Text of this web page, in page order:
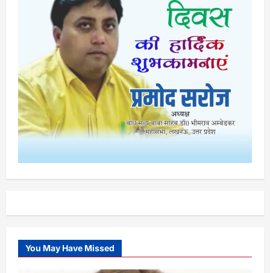
You May Have Missed